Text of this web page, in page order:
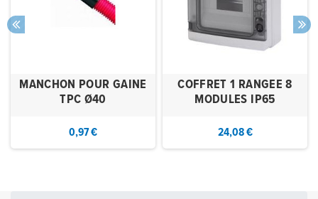
MANCHON POUR GAINE
TPC Ø40
0,97 €
COFFRET 1 RANGEE 8
MODULES IP65
24,08 €